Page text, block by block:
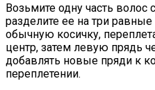
Возьмите одну часть волос
разделите ее на три
обычную косичку,
центр, затем левую прядь
добавлять новые пряди к
переплетении.